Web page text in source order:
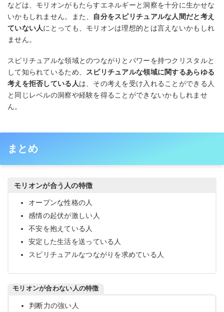
などは、モリオンがもたらすエネルギーと洞察を十分に生かせな
いかもしれません。また、
自分をスピリチュアルな人間だと考え
ていない人にとっても、モリオンは理想的とは言えないかもしれ
ません。
スピリチュアルな領域とのつながりとパワーを持つクリスタルと
して知られているため、
スピリチュアルな領域に関するあらゆる
考えを拒否している人は、その考えを受け入れることができる人
と同じレベルの洞察や経験を得ることができないかもしれませ
ん。
まとめ
モリオンが合う人の特徴
オープンな性格の人
感情の起伏が激しい人
不安を抱えている人
安定した生活を送っている人
スピリチュアルなつながりを求めている人
モリオンが合わない人の特徴
判断力の強い人